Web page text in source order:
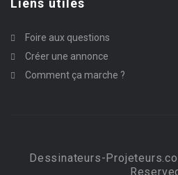
Liens utiles
Foire aux questions
Créer une annonce
Comment ça marche ?
Dessinateurs-